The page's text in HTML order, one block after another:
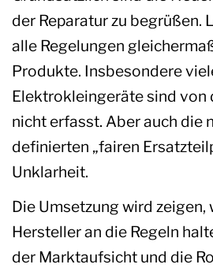
der Reparatur zu begrüßen.
alle Regelungen
Produkte. Insbesondere
Elektrokleingeräte sind von
nicht erfasst. Aber auch die
definierten „fairen
Unklarheit.
Die Umsetzung wird zeigen,
Hersteller an die Regeln
der Marktaufsicht und die